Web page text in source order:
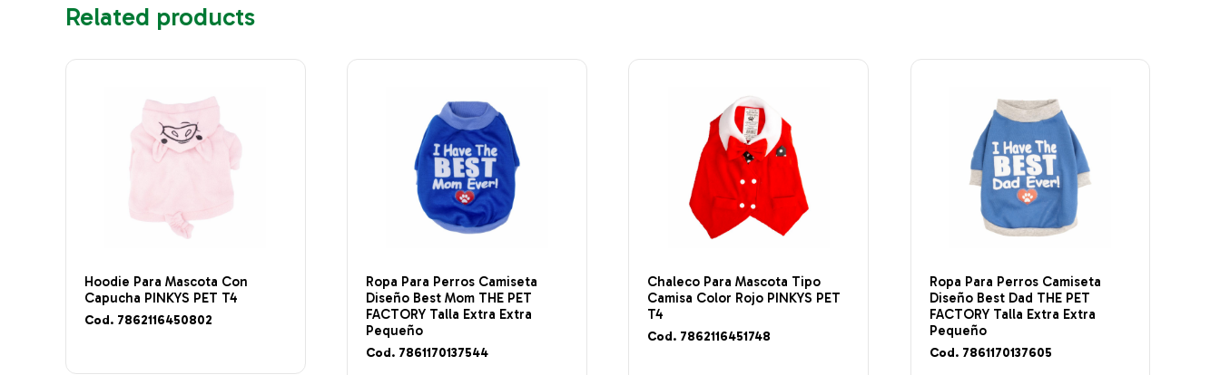
Related products
Hoodie Para Mascota Con
Capucha PINKYS PET T4
Cod. 7862116450802
Ropa Para Perros Camiseta
Diseño Best Mom THE PET
FACTORY Talla Extra Extra
Pequeño
Cod. 7861170137544
Chaleco Para Mascota Tipo
Camisa Color Rojo PINKYS PET
T4
Cod. 7862116451748
Ropa Para Perros Camiseta
Diseño Best Dad THE PET
FACTORY Talla Extra Extra
Pequeño
Cod. 7861170137605